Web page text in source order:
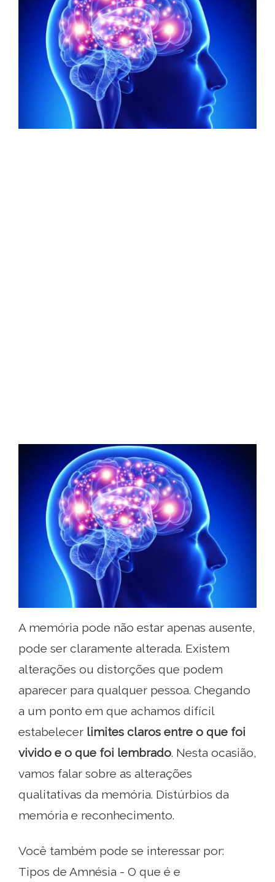
A memória pode não estar apenas ausente,
pode ser claramente alterada. Existem
alterações ou distorções que podem
aparecer para qualquer pessoa. Chegando
a um ponto em que achamos difícil
estabelecer limites claros entre o que foi
vivido e o que foi lembrado. Nesta ocasião,
vamos falar sobre as alterações
qualitativas da memória. Distúrbios da
memória e reconhecimento.
Você também pode se interessar por:
Tipos de Amnésia - O que é e